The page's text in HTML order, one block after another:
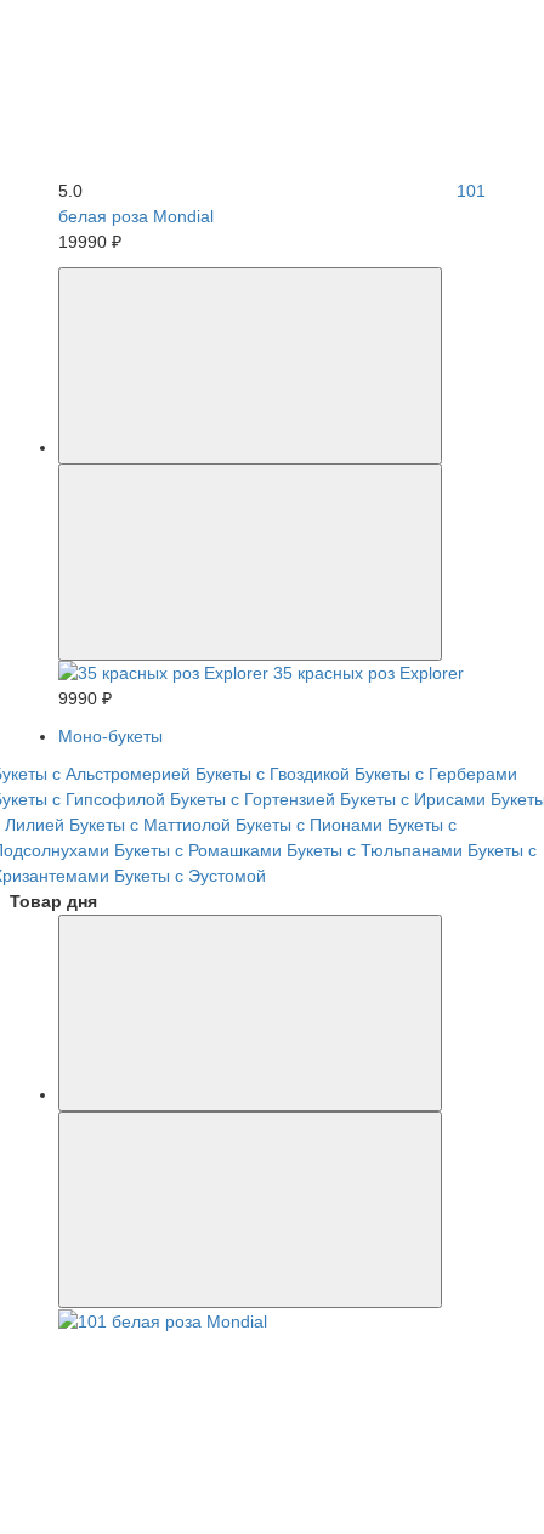
5.0
101
белая роза Mondial
19990 ₽
35 красных роз Explorer
9990 ₽
Моно-букеты
с Альстромерией Букеты с Гвоздикой Букеты с Герберами
с Гипсофилой Букеты с Гортензией Букеты с Ирисами
Лилией Букеты с Маттиолой Букеты с Пионами Букеты с
Букеты с Ромашками Букеты с Тюльпанами Букеты с
Букеты с Эустомой
Товар дня